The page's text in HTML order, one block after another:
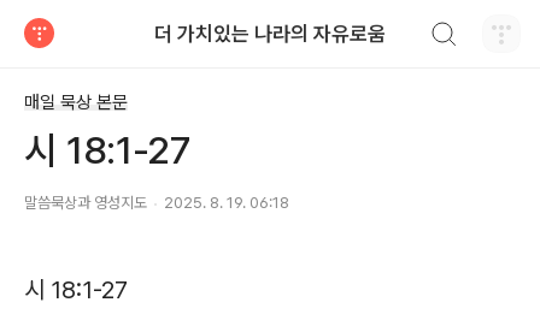
더 가치있는 나라의 자유로움
매일 묵상 본문
시 18:1-27
말씀묵상과 영성지도 2025. 8. 19. 06:18
시 18:1-27